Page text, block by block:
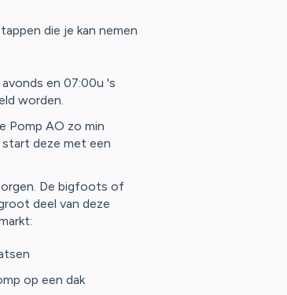
die je kan nemen
en 07:00u 's
worden.
Pomp AO zo min
start deze met een
De bigfoots of
deel van deze
op een dak